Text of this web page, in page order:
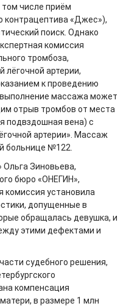
числе приём
контрацептива «Джес»),
поиск. Однако
комиссия
тромбоза,
артерии,
к проведению
массажа может
отрыв тромбов от места
подвздошная вена) с
артерии». Массаж
больнице №122.
Ольга Зиновьева,
бюро «ОНЕГИН»,
комиссия установила
допущенные в
обращалась девушка, и
этими дефектами и
судебного решения,
компенсация
в размере 1 млн